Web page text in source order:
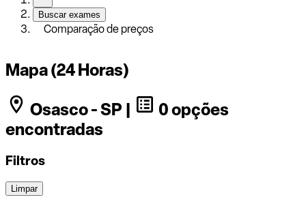
Buscar exames
Comparação de preços
Mapa (24 Horas)
Osasco - SP |
0 opções
encontradas
Filtros
Limpar